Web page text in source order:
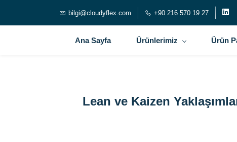
bilgi@cloudyflex.com +90 216 570 19 27
Ana Sayfa Ürünlerimiz Ürün
Lean ve Kaizen